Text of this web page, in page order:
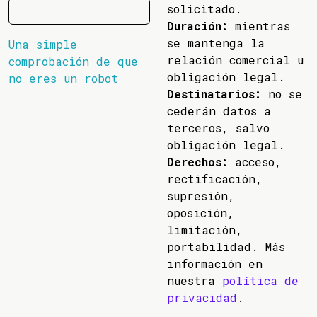
Una simple
comprobación de que
no eres un robot
solicitado.
Duración:
mientras
se mantenga la
relación comercial u
obligación legal.
Destinatarios:
no se
cederán datos a
terceros, salvo
obligación legal.
Derechos:
acceso,
rectificación,
supresión,
oposición,
limitación,
portabilidad. Más
información en
nuestra política de
privacidad .